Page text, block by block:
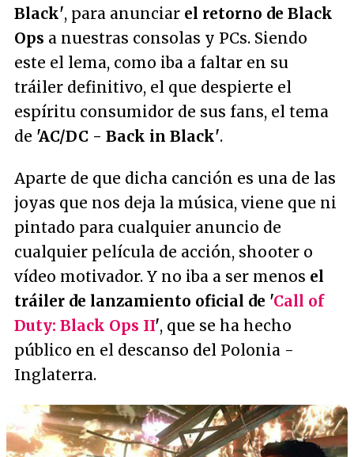
Black', para anunciar el retorno de Black
Ops a nuestras consolas y PCs. Siendo
este el lema, como iba a faltar en su
tráiler definitivo, el que despierte el
espíritu consumidor de sus fans, el tema
de 'AC/DC - Back in Black'.
Aparte de que dicha canción es una de las
joyas que nos deja la música, viene que ni
pintado para cualquier anuncio de
cualquier película de acción, shooter o
vídeo motivador. Y no iba a ser menos el
tráiler de lanzamiento oficial de 'Call of
Duty: Black Ops II', que se ha hecho
público en el descanso del Polonia -
Inglaterra.